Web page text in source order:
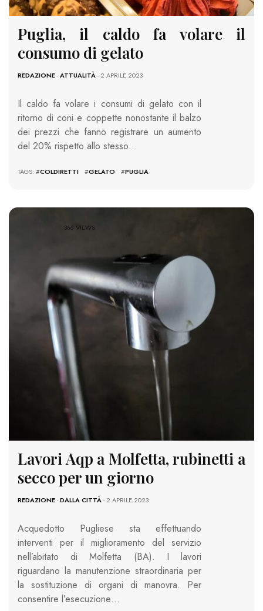
Puglia, il caldo fa volare il
consumo di gelato
REDAZIONE-ATTUALITÀ- 2 APRILE 2023
Il caldo fa volare i consumi di gelato con il
ritorno di coni e coppette nonostante il balzo
dei prezzi che fanno registrare un aumento
del 20% rispetto allo stesso…
TAGS: #COLDIRETTI #GELATO #PUGLIA
366 VIEWS
Lavori Aqp a Molfetta, rubinetti a
secco per un giorno
REDAZIONE-DALLA CITTÀ- 2 APRILE 2023
Acquedotto Pugliese sta effettuando
interventi per il miglioramento del servizio
nell’abitato di Molfetta (BA). I lavori
riguardano la manutenzione straordinaria per
la sostituzione di organi di manovra. Per
consentire l’esecuzione…